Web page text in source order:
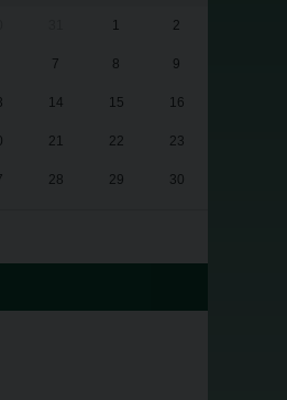
1 2
7 8 9
14 15 16
21 22 23
28 29 30